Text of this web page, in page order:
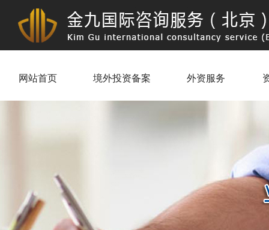
网站首页 境外投资备案 外资服务